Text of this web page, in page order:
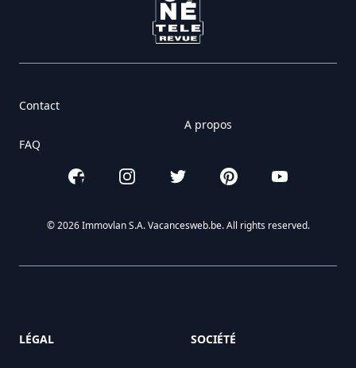
Contact
FAQ
A propos
FacebookInstagramTwitter PinterestYouTube
© 2026 Immovlan S.A. Vacancesweb.be. All rights reserved.
LÉGAL SOCIÉTÉ